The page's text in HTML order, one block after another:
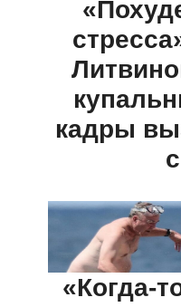
кадры
«Когда-